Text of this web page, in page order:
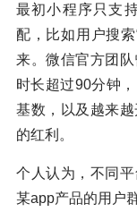
最初小程序只支
配，比如用户搜
来。微信官方团
时长超过90分钟
基数，以及越来
的红利。
个人认为，不同
某app产品的用户